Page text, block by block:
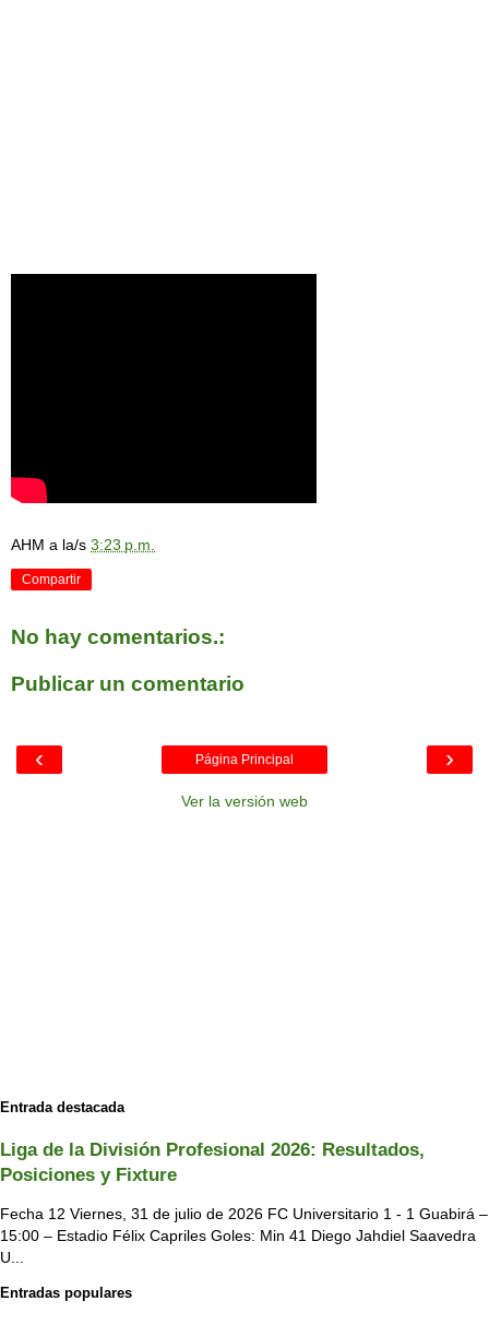
AHM a la/s 3:23 p.m.
Compartir
No hay comentarios.:
Publicar un comentario
‹ ›
Página Principal
Ver la versión web
Entrada destacada
Liga de la División Profesional 2026: Resultados,
Posiciones y Fixture
Fecha 12 Viernes, 31 de julio de 2026 FC Universitario 1 - 1 Guabirá –
15:00 – Estadio Félix Capriles Goles: Min 41 Diego Jahdiel Saavedra
U...
Entradas populares